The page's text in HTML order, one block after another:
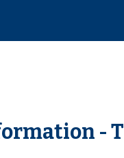
-